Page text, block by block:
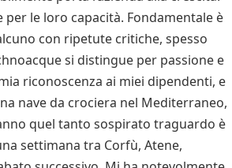
le loro capacità. Fondamentale è
con ripetute critiche, spesso
si distingue per passione e
riconoscenza ai miei dipendenti, e
nave da crociera nel Mediterraneo,
quel tanto sospirato traguardo è
settimana tra Corfù, Atene,